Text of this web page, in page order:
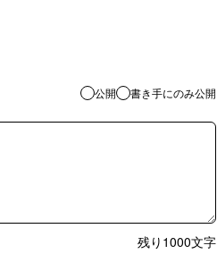
公開 書き手にのみ公開
残り 1000文字